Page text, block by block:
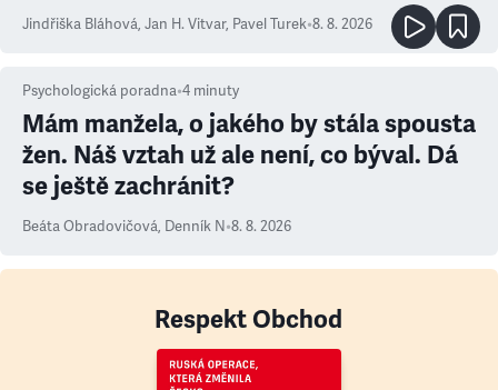
Jindřiška Bláhová, Jan H. Vitvar, Pavel Turek•8. 8. 2026
Psychologická poradna•4 minuty
Mám manžela, o jakého by stála spousta
žen. Náš vztah už ale není, co býval. Dá
se ještě zachránit?
Beáta Obradovičová, Denník N•8. 8. 2026
Respekt Obchod